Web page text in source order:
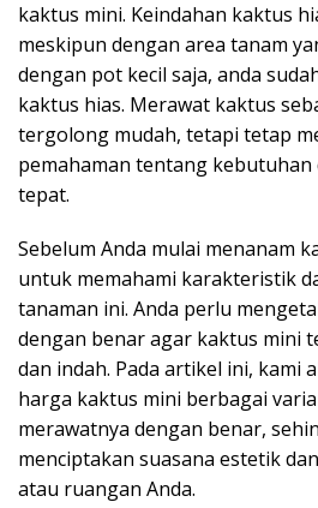
kaktus mini. Keindahan kaktus
meskipun dengan area tanam
dengan pot kecil saja, anda
kaktus hias. Merawat kaktus
tergolong mudah, tetapi tetap
pemahaman tentang
tepat.
Sebelum Anda mulai menanam
untuk memahami karakteristik
tanaman ini. Anda perlu
dengan benar agar kaktus mini
dan indah. Pada artikel ini, kami
harga kaktus mini berbagai
merawatnya dengan benar,
menciptakan suasana estetik
atau ruangan Anda.